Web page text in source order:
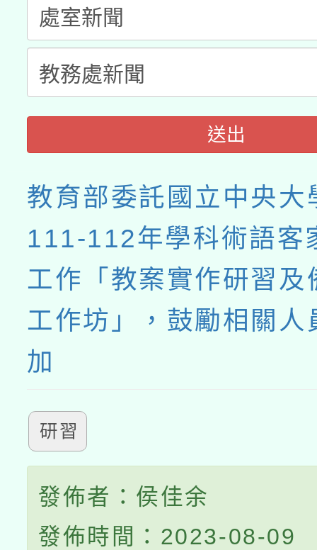
接種之民眾」措施，延
月28日止
送出
教育部委託國立中央大
111-112年學科術語客
工作「教案實作研習及
工作坊」，鼓勵相關人
加
研習
發佈者：侯佳余
發佈時間：2023-08-09